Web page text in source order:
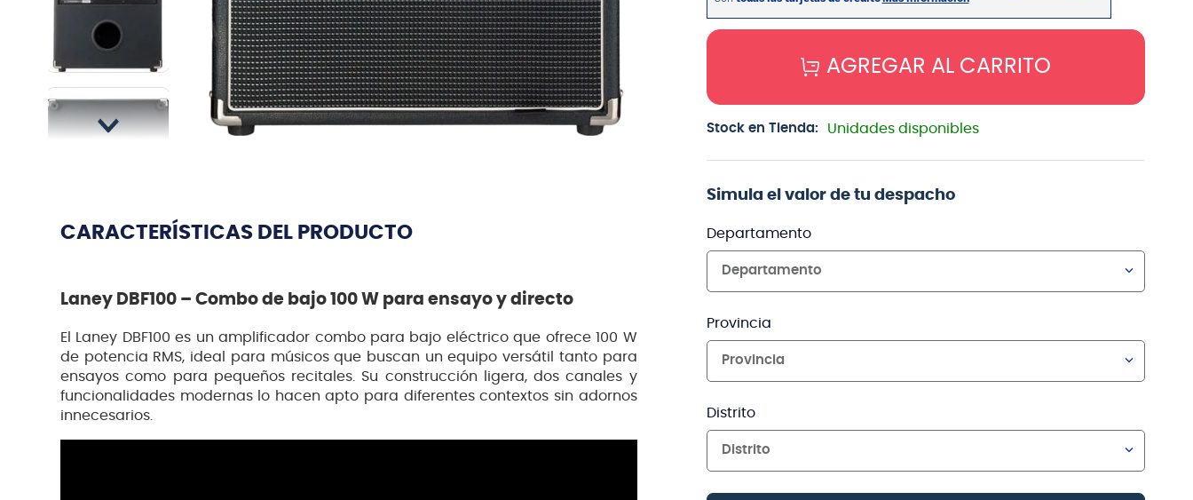
CARACTERÍSTICAS DEL PRODUCTO
Laney DBF100 – Combo de bajo 100 W para ensayo y directo
El Laney DBF100 es un amplificador combo para bajo eléctrico que ofrece 100 W
de potencia RMS, ideal para músicos que buscan un equipo versátil tanto para
ensayos como para pequeños recitales. Su construcción ligera, dos canales y
funcionalidades modernas lo hacen apto para diferentes contextos sin adornos
innecesarios.
AGREGAR AL CARRITO
Stock en Tienda: Unidades disponibles
Simula el valor de tu despacho
Departamento
Departamento
Provincia
Provincia
Distrito
Distrito